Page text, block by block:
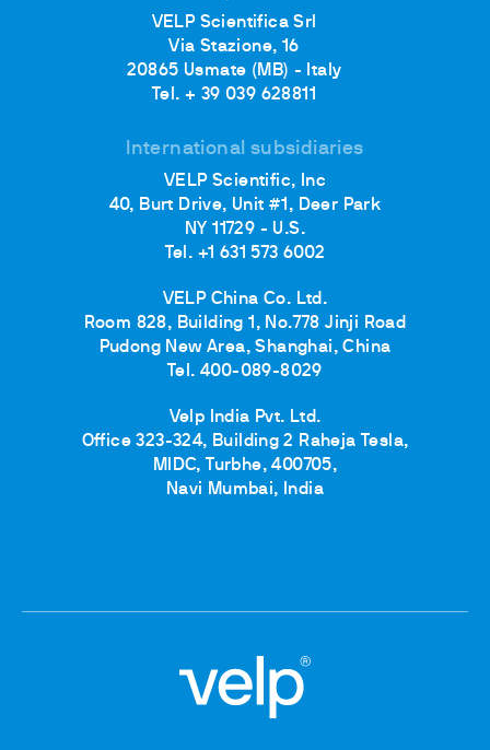
VELP Scientifica Srl
Via Stazione, 16
20865 Usmate (MB) - Italy
Tel. + 39 039 628811
International subsidiaries
VELP Scientific, Inc
40, Burt Drive, Unit #1, Deer Park
NY 11729 - U.S.
Tel. +1 631 573 6002
VELP China Co. Ltd.
Room 828, Building 1, No.778 Jinji Road
Pudong New Area, Shanghai, China
Tel. 400-089-8029
Velp India Pvt. Ltd.
Office 323-324, Building 2 Raheja Tesla,
MIDC, Turbhe, 400705,
Navi Mumbai, India